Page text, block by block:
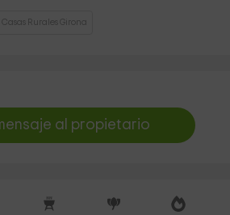
Casas Rurales Girona
al propietario